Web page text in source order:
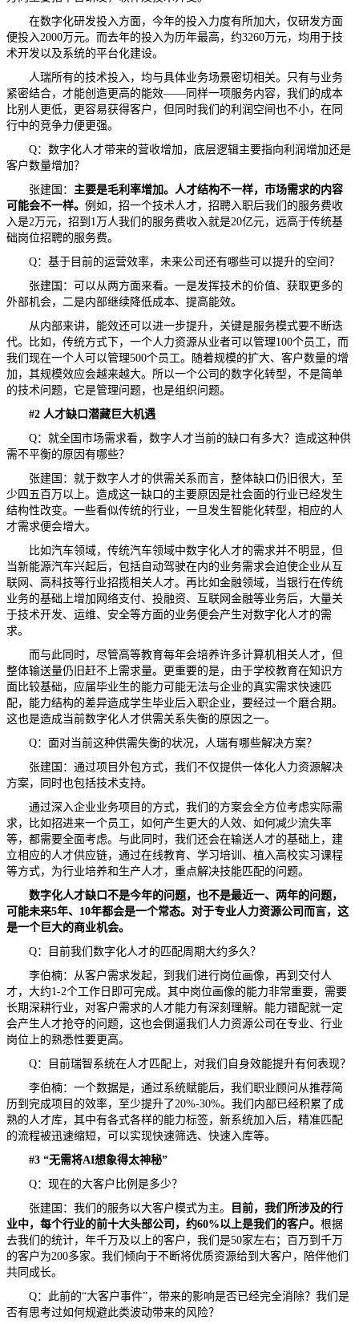
在数字化研发投入方面，今年的投入力度有所加大，仅研发方面
便投入2000万元。而去年的投入为历年最高，约3260万元，均用于技
术开发以及系统的平台化建设。
人瑞所有的技术投入，均与具体业务场景密切相关。只有与业务
紧密结合，才能创造更高的能效——同样一项服务内容，我们的成本
比别人更低，更容易获得客户，但同时我们的利润空间也不小，在同
行中的竞争力便更强。
Q：数字化人才带来的营收增加，底层逻辑主要指向利润增加还是
客户数量增加？
张建国： 主要是毛利率增加。人才结构不一样，市场需求的内容
可能会不一样。 例如，招一个技术人才，招聘入职后我们的服务费收
入是2万元，招到1万人我们的服务费收入就是20亿元，远高于传统基
础岗位招聘的服务费。
Q：基于目前的运营效率，未来公司还有哪些可以提升的空间？
张建国：可以从两方面来看。一是发挥技术的价值、获取更多的
外部机会，二是内部继续降低成本、提高能效。
从内部来讲，能效还可以进一步提升，关键是服务模式要不断迭
代。比如，传统方式下，一个人力资源从业者可以管理100个员工，而
我们现在一个人可以管理500个员工。随着规模的扩大、客户数量的增
加，其规模效应会越来越大。所以一个公司的数字化转型，不是简单
的技术问题，它是管理问题，也是组织问题。
#2 人才缺口潜藏巨大机遇
Q：就全国市场需求看，数字人才当前的缺口有多大？造成这种供
需不平衡的原因有哪些？
张建国：就于数字人才的供需关系而言，整体缺口仍旧很大，至
少四五百万以上。造成这一缺口的主要原因是社会面的行业已经发生
结构性改变。一些看似传统的行业，一旦发生智能化转型，相应的人
才需求便会增大。
比如汽车领域，传统汽车领域中数字化人才的需求并不明显，但
当新能源汽车兴起后，包括自动驾驶在内的业务需求会迫使企业从互
联网、高科技等行业招揽相关人才。再比如金融领域，当银行在传统
业务的基础上增加网络支付、投融资、互联网金融等业务后，大量关
于技术开发、运维、安全等方面的业务便会产生对数字化人才的需
求。
而与此同时，尽管高等教育每年会培养许多计算机相关人才，但
整体输送量仍旧赶不上需求量。更重要的是，由于学校教育在知识方
面比较基础，应届毕业生的能力可能无法与企业的真实需求快速匹
配，能力结构的差异造成学生毕业后入职企业，要经过一个磨合期。
这也是造成当前数字化人才供需关系失衡的原因之一。
Q：面对当前这种供需失衡的状况，人瑞有哪些解决方案？
张建国：通过项目外包方式，我们不仅提供一体化人力资源解决
方案，同时也包括技术支持。
通过深入企业业务项目的方式，我们的方案会全方位考虑实际需
求，比如招进来一个员工，如何产生更大的人效、如何减少流失率
等，都需要全面考虑。与此同时，我们还会在输送人才的基础上，建
立相应的人才供应链，通过在线教育、学习培训、植入高校实习课程
等方式，为行业培养和生产人才，重点解决技能匹配的问题。
数字化人才缺口不是今年的问题，也不是最近一、两年的问题，
可能未来5年、 10年都会是一个常态。 对于专业人力资源公司 而言，这
是一个巨大的商业机会。
Q：目前我们数字化人才的匹配周期大约多久？
李伯楠：从客户需求发起，到我们进行岗位画像，再到交付人
才，大约1-2个工作日即可完成。其中岗位画像的能力非常重要，需要
长期深耕行业，对客户需求的人才能力有深刻理解。能力错配就一定
会产生人才抢夺的问题，这也会倒逼我们人力资源公司在专业、行业
岗位上的熟悉性要更高。
Q：目前瑞智系统在人才匹配上，对我们自身效能提升有何表现？
李伯楠：一个数据是，通过系统赋能后，我们职业顾问从推荐简
历到完成项目的效率，至少提升了20%-30%。我们内部已经积累了成
熟的人才库，其中有各式各样的能力标签，新系统加入后，精准匹配
的流程被迅速缩短，可以实现快速筛选、快速入库等。
#3 “无需将AI想象得太神秘”
Q：现在的大客户比例是多少？
张建国：我们的服务以大客户模式为主。
目前，我们所涉及的行
业中，每个行业的前十大头部公司，约60%以上是我们的客户。 根据
去我们的统计，年千万及以上的客户，我们是50家左右；百万到千万
的客户为200多家。我们倾向于不断将优质资源给到大客户，陪伴他们
共同成长。
Q：此前的“大客户事件”，带来的影响是否已经完全消除？我们是
否有思考过如何规避此类波动带来的风险？